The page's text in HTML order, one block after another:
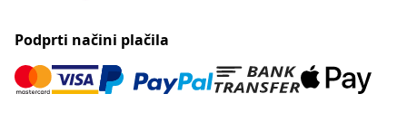
Podprti načini plačila